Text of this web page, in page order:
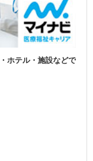
ホテル・施設などで